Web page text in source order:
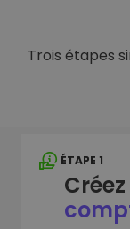
Trois étapes
ÉTAPE 1